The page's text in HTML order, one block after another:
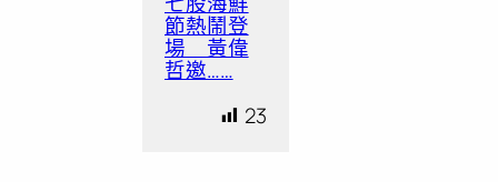
節熱鬧登
場 黃偉
哲邀……
23